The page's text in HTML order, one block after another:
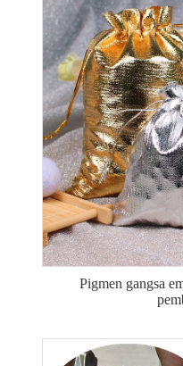
Pigmen gangsa